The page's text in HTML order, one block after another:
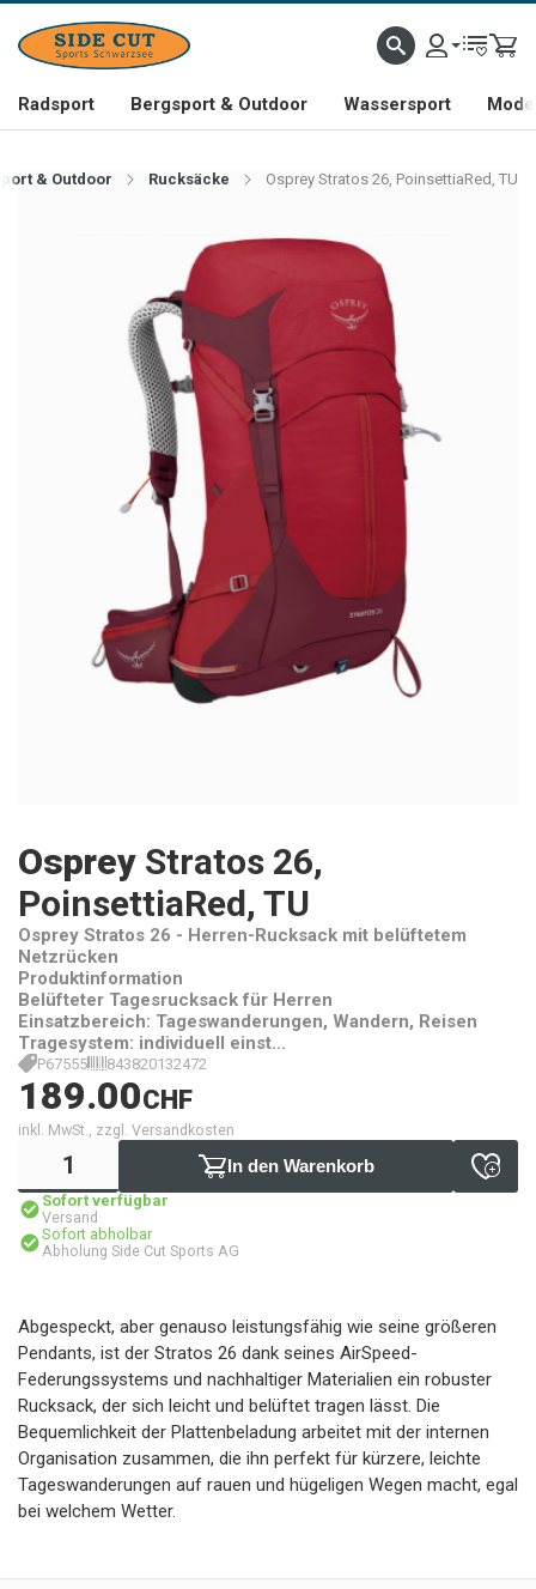
Radsport Bergsport & Outdoor Wassersport
& Outdoor Rucksäcke Osprey Stratos 26, PoinsettiaRed, TU
Osprey Stratos 26,
PoinsettiaRed, TU
Osprey Stratos 26 - Herren-Rucksack mit belüftetem
Netzrücken
Produktinformation
Belüfteter Tagesrucksack für Herren
Einsatzbereich: Tageswanderungen, Wandern, Reisen
Tragesystem: individuell einst...
P67555 843820132472
189.00CHF
inkl. MwSt., zzgl. Versandkosten
In den Warenkorb
Sofort verfügbar
Versand
Sofort abholbar
Abholung Side Cut Sports AG
Abgespeckt, aber genauso leistungsfähig wie seine größeren
Pendants, ist der Stratos 26 dank seines AirSpeed-
Federungssystems und nachhaltiger Materialien ein robuster
Rucksack, der sich leicht und belüftet tragen lässt. Die
Bequemlichkeit der Plattenbeladung arbeitet mit der internen
Organisation zusammen, die ihn perfekt für kürzere, leichte
Tageswanderungen auf rauen und hügeligen Wegen macht, egal
bei welchem Wetter.